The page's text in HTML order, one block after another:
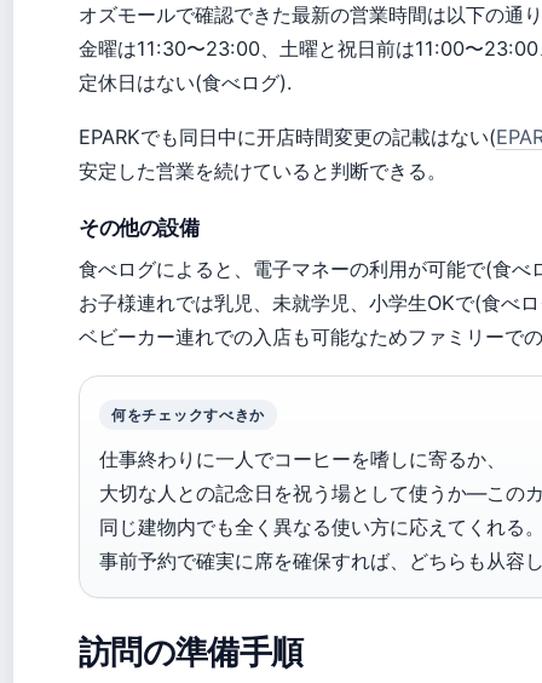
オズモールで確認できた最新の営業時間は以下の通
金曜は11:30〜23:00、土曜と祝日前は11:00〜
定休日はない(食べログ).
EPARKでも同日中に开店時間変更の記載はない(
安定した営業を続けていると判断できる。
その他の設備
食べログによると、電子マネーの利用が可能で(食
お子様連れでは乳児、未就学児、小学生OKで(食べ
ベビーカー連れでの入店も可能なためファミリーで
何をチェックすべきか
仕事終わりに一人でコーヒーを嗜しに寄るか、
大切な人との記念日を祝う場として使うか—この
同じ建物内でも全く異なる使い方に応えてくれる
事前予約で確実に席を確保すれば、どちらも从容
訪問の準備手順